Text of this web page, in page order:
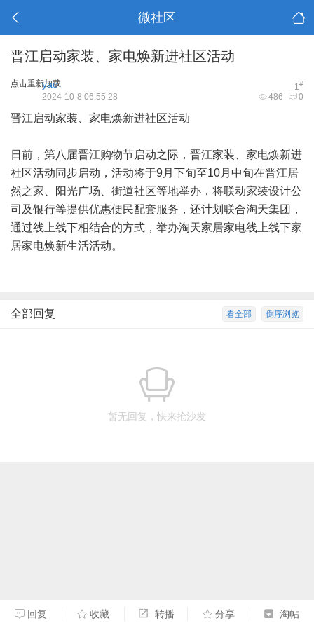
微社区
晋江启动家装、家电焕新进社区活动
点击重新加载 1#
yao
486 0
2024-10-8 06:55:28
晋江启动家装、家电焕新进社区活动
日前，第八届晋江购物节启动之际，晋江家装、家电焕新进
社区活动同步启动，活动将于9月下旬至10月中旬在晋江居
然之家、阳光广场、街道社区等地举办，将联动家装设计公
司及银行等提供优惠便民配套服务，还计划联合淘天集团，
通过线上线下相结合的方式，举办淘天家居家电线上线下家
居家电焕新生活活动。
倒序浏览
看全部
全部回复
暂无回复，快来抢沙发
回复 收藏 转播 分享 淘帖